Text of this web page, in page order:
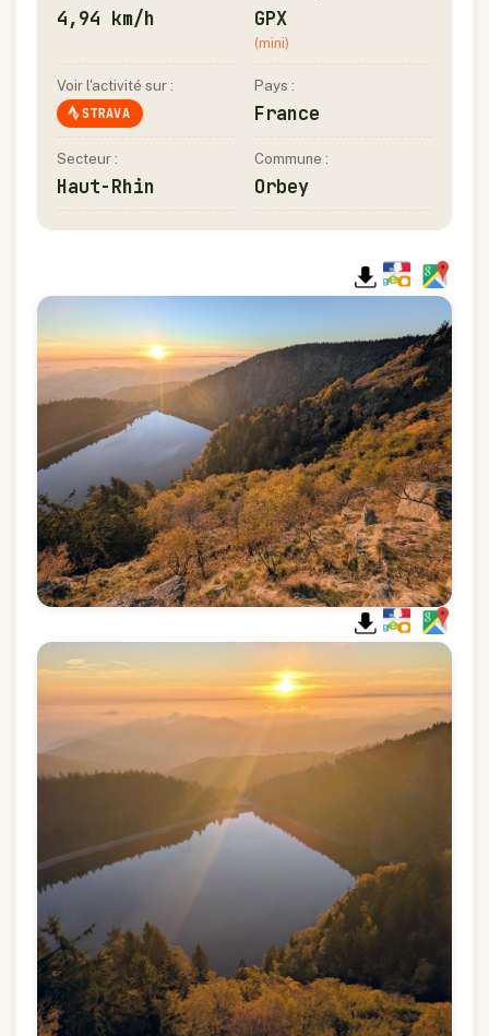
4,94 km/h GPX
(mini)
Voir l'activité sur :
STRAVA
Pays :
France
Secteur :
Haut-Rhin
Commune :
Orbey